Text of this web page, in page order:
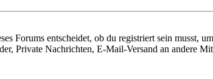
Forums entscheidet, ob du registriert sein musst,
Private Nachrichten, E-Mail-Versand an andere